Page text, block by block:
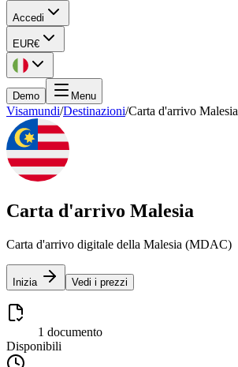
Accedi
EUR€
Demo Menu
Visamundi/Destinazioni/Carta d'arrivo Malesia
Carta d'arrivo Malesia
Carta d'arrivo digitale della Malesia (MDAC)
Inizia Vedi i prezzi
1 documento
Disponibili